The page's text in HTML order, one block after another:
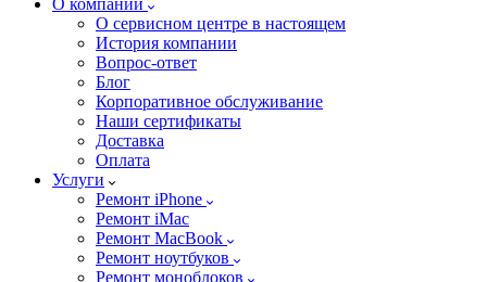
О компании
О сервисном центре в настоящем
История компании
Вопрос-ответ
Блог
Корпоративное обслуживание
Наши сертификаты
Доставка
Оплата
Услуги
Ремонт iPhone
Ремонт iMac
Ремонт MacBook
Ремонт ноутбуков
Ремонт моноблоков